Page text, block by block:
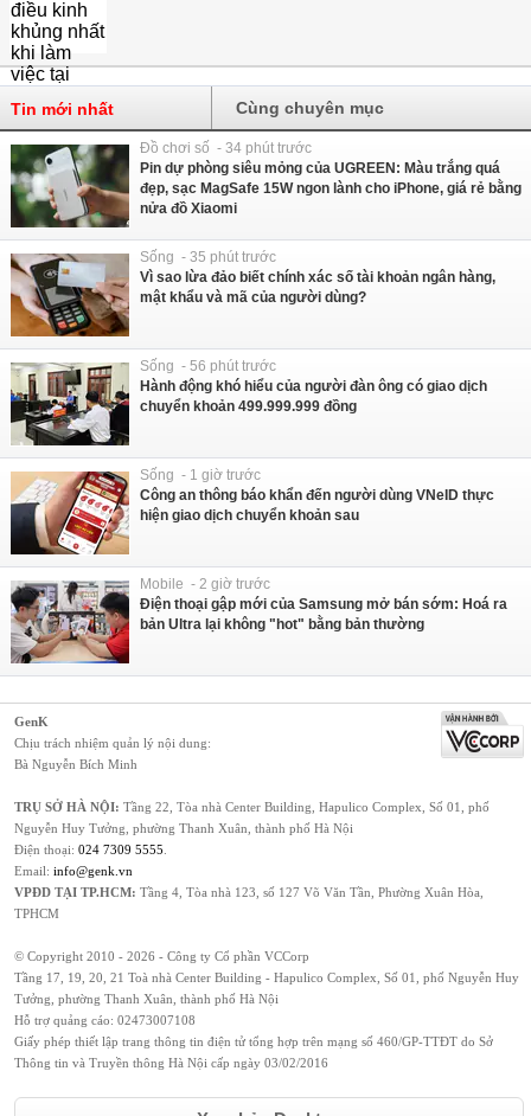
Tin mới nhất Cùng chuyên mục
Đồ chơi số - 34 phút trước
Pin dự phòng siêu mỏng của UGREEN: Màu trắng quá
đẹp, sạc MagSafe 15W ngon lành cho iPhone, giá rẻ bằng
nửa đồ Xiaomi
Sống - 35 phút trước
Vì sao lừa đảo biết chính xác số tài khoản ngân hàng,
mật khẩu và mã của người dùng?
Sống - 56 phút trước
Hành động khó hiểu của người đàn ông có giao dịch
chuyển khoản 499.999.999 đồng
Sống - 1 giờ trước
Công an thông báo khẩn đến người dùng VNeID thực
hiện giao dịch chuyển khoản sau
Mobile - 2 giờ trước
Điện thoại gập mới của Samsung mở bán sớm: Hoá ra
bản Ultra lại không "hot" bằng bản thường
GenK
Chịu trách nhiệm quản lý nội dung:
Bà Nguyễn Bích Minh
TRỤ SỞ HÀ NỘI: Tầng 22, Tòa nhà Center Building, Hapulico Complex, Số 01, phố
Nguyễn Huy Tưởng, phường Thanh Xuân, thành phố Hà Nội
Điện thoại: 024 7309 5555
Email: info@genk.vn
VPĐD TẠI TP.HCM: Tầng 4, Tòa nhà 123, số 127 Võ Văn Tần, Phường Xuân Hòa,
TPHCM
© Copyright 2010 - 2026 - Công ty Cổ phần VCCorp
Tầng 17, 19, 20, 21 Toà nhà Center Building - Hapulico Complex, Số 01, phố Nguyễn Huy
Tưởng, phường Thanh Xuân, thành phố Hà Nội
Hỗ trợ quảng cáo: 02473007108
Giấy phép thiết lập trang thông tin điện tử tổng hợp trên mạng số 460/GP-TTĐT do Sở
Thông tin và Truyền thông Hà Nội cấp ngày 03/02/2016